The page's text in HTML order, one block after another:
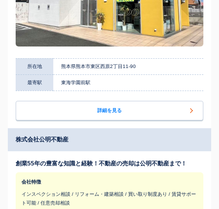
所在地 熊本県熊本市東区西原2丁目11-90
最寄駅 東海学園前駅
詳細を見る
株式会社公明不動産
創業55年の豊富な知識と経験！不動産の売却は公明不動産まで！
会社特徴
インスペクション相談 / リフォーム・建築相談 / 買い取り制度あり / 賃貸サポー
ト可能 / 任意売却相談